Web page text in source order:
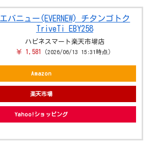
エバニュー(EVERNEW) チタンゴトク
TriveTi EBY258
ハピネスマート楽天市場店
￥ 1,581
（2026/06/13 15:31時点）
Amazon
楽天市場
Yahoo!ショッピング